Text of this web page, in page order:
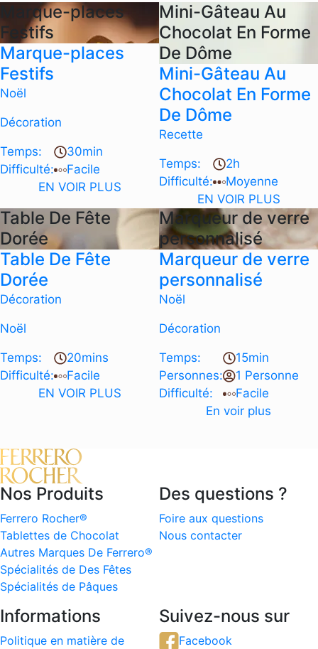
Marque-places
Festifs
Marque-places
Festifs
Noël
Décoration
Temps:
30min
Difficulté:
Facile
EN VOIR PLUS
Mini-Gâteau Au
Chocolat En Forme
De Dôme
Mini-Gâteau Au
Chocolat En Forme
De Dôme
Recette
Temps:
2h
Difficulté:
Moyenne
EN VOIR PLUS
Table De Fête
Dorée
Table De Fête
Dorée
Décoration
Noël
Temps:
20mins
Difficulté:
Facile
EN VOIR PLUS
Marqueur de verre
personnalisé
Marqueur de verre
personnalisé
Noël
Décoration
Temps:
15min
Personnes:
1 Personne
Difficulté:
Facile
En voir plus
Nos Produits
Ferrero Rocher®
Tablettes de Chocolat
Autres Marques De Ferrero®
Spécialités de Des Fêtes
Spécialités de Pâques
Des questions ?
Foire aux questions
Nous contacter
Informations
Politique en matière de
Suivez-nous sur
Facebook